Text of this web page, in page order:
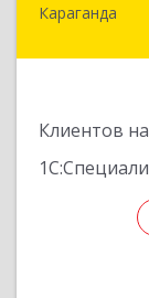
Караганда
Клиентов